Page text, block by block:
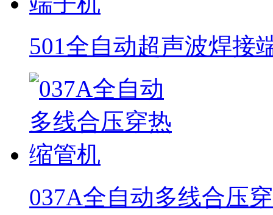
501全自动超声波焊接
037A全自动多线合压